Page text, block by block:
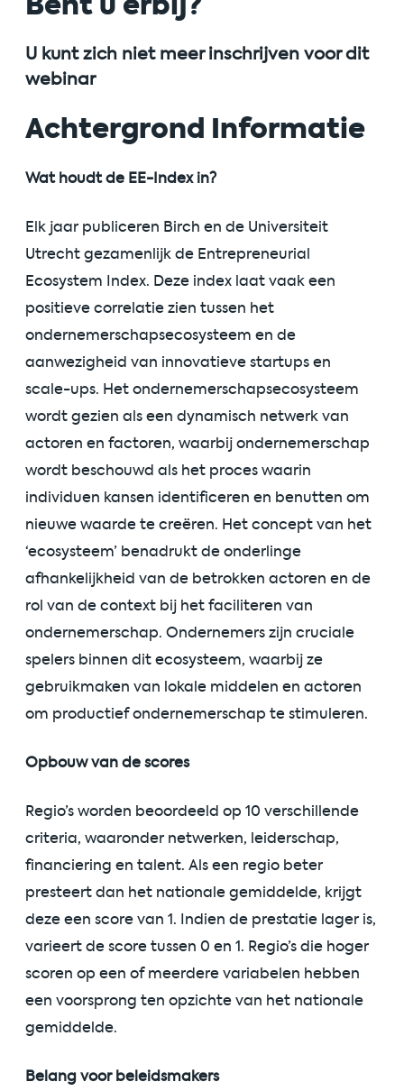
U kunt zich niet meer inschrijven voor dit
webinar
Achtergrond Informatie
Wat houdt de EE-Index in?
Elk jaar publiceren Birch en de Universiteit
Utrecht gezamenlijk de Entrepreneurial
Ecosystem Index. Deze index laat vaak een
positieve correlatie zien tussen het
ondernemerschapsecosysteem en de
aanwezigheid van innovatieve startups en
scale-ups. Het ondernemerschapsecosysteem
wordt gezien als een dynamisch netwerk van
actoren en factoren, waarbij ondernemerschap
wordt beschouwd als het proces waarin
individuen kansen identificeren en benutten om
nieuwe waarde te creëren. Het concept van het
‘ecosysteem’ benadrukt de onderlinge
afhankelijkheid van de betrokken actoren en de
rol van de context bij het faciliteren van
ondernemerschap. Ondernemers zijn cruciale
spelers binnen dit ecosysteem, waarbij ze
gebruikmaken van lokale middelen en actoren
om productief ondernemerschap te stimuleren.
Opbouw van de scores
Regio’s worden beoordeeld op 10 verschillende
criteria, waaronder netwerken, leiderschap,
financiering en talent. Als een regio beter
presteert dan het nationale gemiddelde, krijgt
deze een score van 1. Indien de prestatie lager is,
varieert de score tussen 0 en 1. Regio’s die hoger
scoren op een of meerdere variabelen hebben
een voorsprong ten opzichte van het nationale
gemiddelde.
Belang voor beleidsmakers